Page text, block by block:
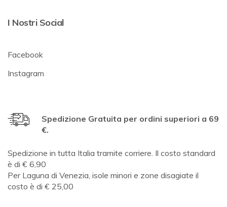
I Nostri Social
Facebook
Instagram
Spedizione Gratuita per ordini superiori a 69
€.
Spedizione in tutta Italia tramite corriere. Il costo standard
è di € 6,90
Per Laguna di Venezia, isole minori e zone disagiate il
costo è di € 25,00